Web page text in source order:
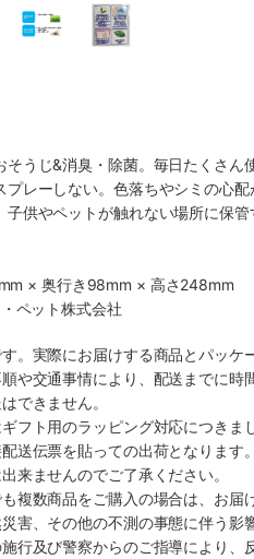
そうじ&消臭・除菌。毎日たくさ
プレーしない。色落ちやシミの心
子供やペットが触れない場所に保
× 奥行き98mm × 高さ248mm
ペット株式会社
。実際にお届けする商品とパッケ
や交通事情により、配送までに時
できません。
フト用のラッピング対応につきま
送伝票を貼っての出荷となります。
来ませんのでご了承ください。
複数商品をご購入の場合は、お届
害、その他の不測の事態に伴う影
行及び警察からのご指導により